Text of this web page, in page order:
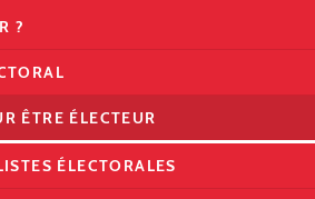
?
ÊTRE ÉLECTEUR
ÉLECTORALES